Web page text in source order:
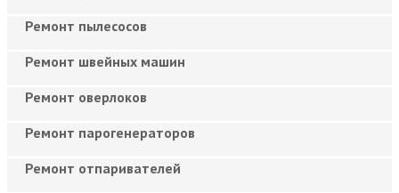
Ремонт пылесосов
Ремонт швейных машин
Ремонт оверлоков
Ремонт парогенераторов
Ремонт отпаривателей